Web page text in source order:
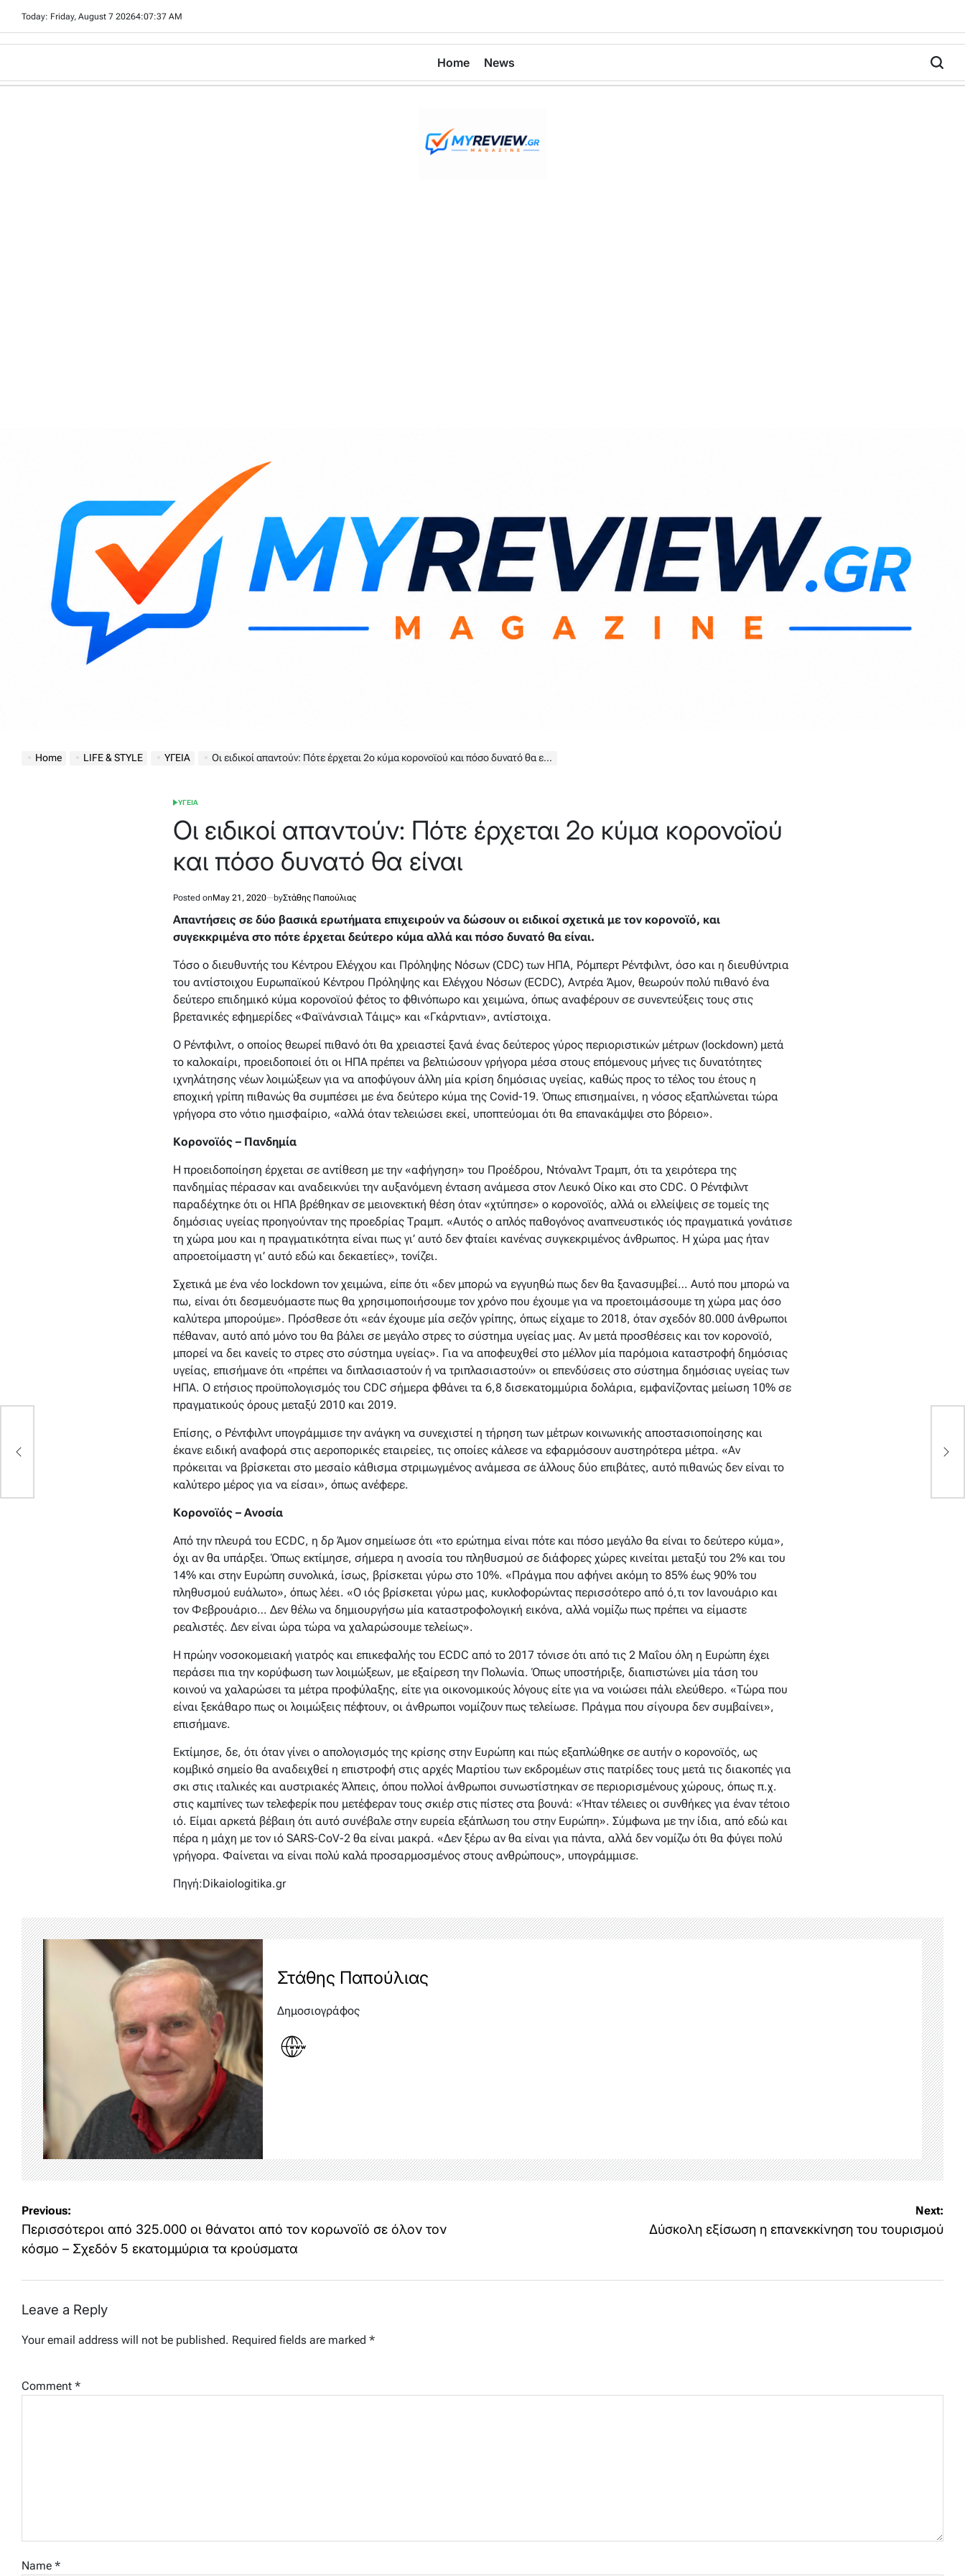
content
Today: Friday, August 7 20264:07:38 AM
Home News
Home LIFE & STYLE ΥΓΕΙΑ Οι ειδικοί απαντούν: Πότε έρχεται 2ο κύμα κορονοϊού και πόσο δυνατό θα είναι
POSTED
ΥΓΕΙΑ
Οι ειδικοί απαντούν: Πότε έρχεται 2ο κύμα κορονοϊού
και πόσο δυνατό θα είναι
Posted onMay 21, 2020 byΣτάθης Παπούλιας
Απαντήσεις σε δύο βασικά ερωτήματα επιχειρούν να δώσουν οι ειδικοί σχετικά με τον κορονοϊό, και
συγεκκριμένα στο πότε έρχεται δεύτερο κύμα αλλά και πόσο δυνατό θα είναι.
Τόσο ο διευθυντής του Κέντρου Ελέγχου και Πρόληψης Νόσων (CDC) των ΗΠΑ, Ρόμπερτ Ρέντφιλντ, όσο και η διευθύντρια
του αντίστοιχου Ευρωπαϊκού Κέντρου Πρόληψης και Ελέγχου Νόσων (ECDC), Αντρέα Άμον, θεωρούν πολύ πιθανό ένα
δεύτερο επιδημικό κύμα κορονοϊού φέτος το φθινόπωρο και χειμώνα, όπως αναφέρουν σε συνεντεύξεις τους στις
βρετανικές εφημερίδες «Φαϊνάνσιαλ Τάιμς» και «Γκάρντιαν», αντίστοιχα.
Ο Ρέντφιλντ, ο οποίος θεωρεί πιθανό ότι θα χρειαστεί ξανά ένας δεύτερος γύρος περιοριστικών μέτρων (lockdown) μετά
το καλοκαίρι, προειδοποιεί ότι οι ΗΠΑ πρέπει να βελτιώσουν γρήγορα μέσα στους επόμενους μήνες τις δυνατότητες
ιχνηλάτησης νέων λοιμώξεων για να αποφύγουν άλλη μία κρίση δημόσιας υγείας, καθώς προς το τέλος του έτους η
εποχική γρίπη πιθανώς θα συμπέσει με ένα δεύτερο κύμα της Covid-19. Όπως επισημαίνει, η νόσος εξαπλώνεται τώρα
γρήγορα στο νότιο ημισφαίριο, «αλλά όταν τελειώσει εκεί, υποπτεύομαι ότι θα επανακάμψει στο βόρειο».
Κορονοϊός – Πανδημία
Η προειδοποίηση έρχεται σε αντίθεση με την «αφήγηση» του Προέδρου, Ντόναλντ Τραμπ, ότι τα χειρότερα της
πανδημίας πέρασαν και αναδεικνύει την αυξανόμενη ένταση ανάμεσα στον Λευκό Οίκο και στο CDC. Ο Ρέντφιλντ
παραδέχτηκε ότι οι ΗΠΑ βρέθηκαν σε μειονεκτική θέση όταν «χτύπησε» ο κορονοϊός, αλλά οι ελλείψεις σε τομείς της
δημόσιας υγείας προηγούνταν της προεδρίας Τραμπ. «Αυτός ο απλός παθογόνος αναπνευστικός ιός πραγματικά γονάτισε
τη χώρα μου και η πραγματικότητα είναι πως γι’ αυτό δεν φταίει κανένας συγκεκριμένος άνθρωπος. Η χώρα μας ήταν
απροετοίμαστη γι’ αυτό εδώ και δεκαετίες», τονίζει.
Σχετικά με ένα νέο lockdown τον χειμώνα, είπε ότι «δεν μπορώ να εγγυηθώ πως δεν θα ξανασυμβεί… Αυτό που μπορώ να
πω, είναι ότι δεσμευόμαστε πως θα χρησιμοποιήσουμε τον χρόνο που έχουμε για να προετοιμάσουμε τη χώρα μας όσο
καλύτερα μπορούμε». Πρόσθεσε ότι «εάν έχουμε μία σεζόν γρίπης, όπως είχαμε το 2018, όταν σχεδόν 80.000 άνθρωποι
πέθαναν, αυτό από μόνο του θα βάλει σε μεγάλο στρες το σύστημα υγείας μας. Αν μετά προσθέσεις και τον κορονοϊό,
μπορεί να δει κανείς το στρες στο σύστημα υγείας». Για να αποφευχθεί στο μέλλον μία παρόμοια καταστροφή δημόσιας
υγείας, επισήμανε ότι «πρέπει να διπλασιαστούν ή να τριπλασιαστούν» οι επενδύσεις στο σύστημα δημόσιας υγείας των
ΗΠΑ. Ο ετήσιος προϋπολογισμός του CDC σήμερα φθάνει τα 6,8 δισεκατομμύρια δολάρια, εμφανίζοντας μείωση 10% σε
πραγματικούς όρους μεταξύ 2010 και 2019.
Επίσης, ο Ρέντφιλντ υπογράμμισε την ανάγκη να συνεχιστεί η τήρηση των μέτρων κοινωνικής αποστασιοποίησης και
έκανε ειδική αναφορά στις αεροπορικές εταιρείες, τις οποίες κάλεσε να εφαρμόσουν αυστηρότερα μέτρα. «Αν
πρόκειται να βρίσκεται στο μεσαίο κάθισμα στριμωγμένος ανάμεσα σε άλλους δύο επιβάτες, αυτό πιθανώς δεν είναι το
καλύτερο μέρος για να είσαι», όπως ανέφερε.
Κορονοϊός – Ανοσία
Από την πλευρά του ECDC, η δρ Άμον σημείωσε ότι «το ερώτημα είναι πότε και πόσο μεγάλο θα είναι το δεύτερο κύμα»,
όχι αν θα υπάρξει. Όπως εκτίμησε, σήμερα η ανοσία του πληθυσμού σε διάφορες χώρες κινείται μεταξύ του 2% και του
14% και στην Ευρώπη συνολικά, ίσως, βρίσκεται γύρω στο 10%. «Πράγμα που αφήνει ακόμη το 85% έως 90% του
πληθυσμού ευάλωτο», όπως λέει. «Ο ιός βρίσκεται γύρω μας, κυκλοφορώντας περισσότερο από ό,τι τον Ιανουάριο και
τον Φεβρουάριο… Δεν θέλω να δημιουργήσω μία καταστροφολογική εικόνα, αλλά νομίζω πως πρέπει να είμαστε
ρεαλιστές. Δεν είναι ώρα τώρα να χαλαρώσουμε τελείως».
Η πρώην νοσοκομειακή γιατρός και επικεφαλής του ECDC από το 2017 τόνισε ότι από τις 2 Μαΐου όλη η Ευρώπη έχει
περάσει πια την κορύφωση των λοιμώξεων, με εξαίρεση την Πολωνία. Όπως υποστήριξε, διαπιστώνει μία τάση του
κοινού να χαλαρώσει τα μέτρα προφύλαξης, είτε για οικονομικούς λόγους είτε για να νοιώσει πάλι ελεύθερο. «Τώρα που
είναι ξεκάθαρο πως οι λοιμώξεις πέφτουν, οι άνθρωποι νομίζουν πως τελείωσε. Πράγμα που σίγουρα δεν συμβαίνει»,
επισήμανε.
Εκτίμησε, δε, ότι όταν γίνει ο απολογισμός της κρίσης στην Ευρώπη και πώς εξαπλώθηκε σε αυτήν ο κορονοϊός, ως
κομβικό σημείο θα αναδειχθεί η επιστροφή στις αρχές Μαρτίου των εκδρομέων στις πατρίδες τους μετά τις διακοπές για
σκι στις ιταλικές και αυστριακές Άλπεις, όπου πολλοί άνθρωποι συνωστίστηκαν σε περιορισμένους χώρους, όπως π.χ.
στις καμπίνες των τελεφερίκ που μετέφεραν τους σκιέρ στις πίστες στα βουνά: «Ήταν τέλειες οι συνθήκες για έναν τέτοιο
ιό. Είμαι αρκετά βέβαιη ότι αυτό συνέβαλε στην ευρεία εξάπλωση του στην Ευρώπη». Σύμφωνα με την ίδια, από εδώ και
πέρα η μάχη με τον ιό SARS-CoV-2 θα είναι μακρά. «Δεν ξέρω αν θα είναι για πάντα, αλλά δεν νομίζω ότι θα φύγει πολύ
γρήγορα. Φαίνεται να είναι πολύ καλά προσαρμοσμένος στους ανθρώπους», υπογράμμισε.
Πηγή:Dikaiologitika.gr
Στάθης Παπούλιας
Δημοσιογράφος
Post
navigation
Previous:
Περισσότεροι από 325.000 οι θάνατοι από τον κορωνοϊό σε όλον τον
κόσμο – Σχεδόν 5 εκατομμύρια τα κρούσματα
Next:
Δύσκολη εξίσωση η επανεκκίνηση του τουρισμού
Leave a Reply
Your email address will not be published. Required fields are marked *
Comment *
Name *